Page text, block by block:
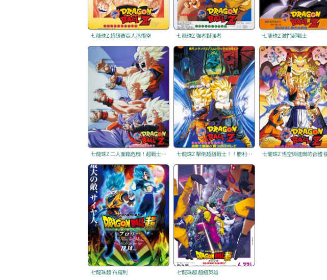
七龍珠Z 超級賽亞人孫悟空 七龍珠Z 強者對強者 七龍珠Z 激鬥超戰士
七龍珠Z 二人面臨危機！超戰士難以成眠 七龍珠Z 擊倒超級戰士！！勝利的勇士是我
七龍珠超 布羅利 七龍珠超 超級英雄